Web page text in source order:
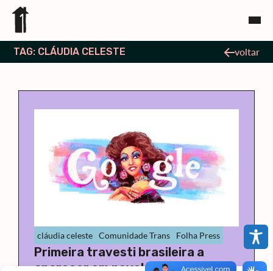
TAG: CLÁUDIA CELESTE voltar
cláudia celeste Comunidade Trans Folha Press
Primeira travesti brasileira a
aparecer em novela é